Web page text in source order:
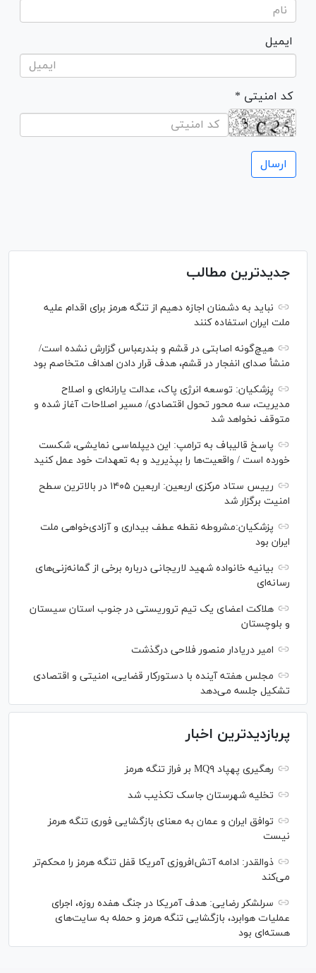
ایمیل
* کد امنیتی
جدیدترین مطالب
نباید به دشمنان اجازه دهیم از تنگه هرمز برای اقدام علیه
ملت ایران استفاده کنند
هیچ‌گونه اصابتی در قشم و بندرعباس گزارش نشده است/
منشأ صدای انفجار در قشم، هدف قرار دادن اهداف متخاصم بود
پزشکیان: توسعه انرژی پاک، عدالت یارانه‌ای و اصلاح
مدیریت، سه محور تحول اقتصادی/ مسیر اصلاحات آغاز شده و
متوقف نخواهد شد
پاسخ قالیباف به ترامپ: این دیپلماسی نمایشی، شکست
خورده است / واقعیت‌ها را بپذیرید و به تعهدات خود عمل کنید
رییس ستاد مرکزی اربعین: اربعین ۱۴۰۵ در بالاترین سطح
امنیت برگزار شد
پزشکیان:مشروطه نقطه عطف بیداری و آزادی‌خواهی ملت
ایران بود
بیانیه خانواده شهید لاریجانی درباره برخی از گمانه‌زنی‌های
رسانه‌ای
هلاکت اعضای یک تیم تروریستی در جنوب استان سیستان
و بلوچستان
امیر دریادار منصور فلاحی درگذشت
مجلس هفته آینده با دستورکار قضایی، امنیتی و اقتصادی
تشکیل جلسه می‌دهد
پربازدیدترین اخبار
رهگیری پهپاد MQ۹ بر فراز تنگه هرمز
تخلیه شهرستان جاسک تکذیب شد
توافق ایران و عمان به معنای بازگشایی فوری تنگه هرمز
نیست
ذوالقدر: ادامه آتش‌افروزی آمریکا قفل تنگه هرمز را محکم‌تر
می‌کند
سرلشکر رضایی: هدف آمریکا در جنگ هفده روزه، اجرای
عملیات هوابرد، بازگشایی تنگه هرمز و حمله به سایت‌های
هسته‌ای بود